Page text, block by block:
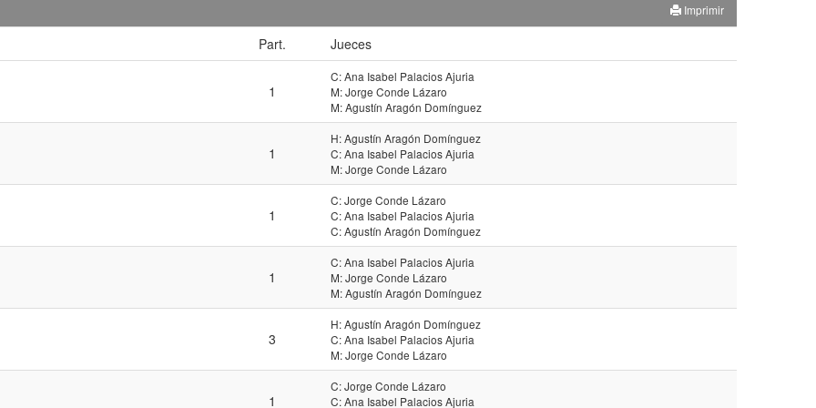
Imprimir
Part. Jueces
1
C: Ana Isabel Palacios Ajuria
M: Jorge Conde Lázaro
M: Agustín Aragón Domínguez
1
H: Agustín Aragón Domínguez
C: Ana Isabel Palacios Ajuria
M: Jorge Conde Lázaro
1
C: Jorge Conde Lázaro
C: Ana Isabel Palacios Ajuria
C: Agustín Aragón Domínguez
1
C: Ana Isabel Palacios Ajuria
M: Jorge Conde Lázaro
M: Agustín Aragón Domínguez
3
H: Agustín Aragón Domínguez
C: Ana Isabel Palacios Ajuria
M: Jorge Conde Lázaro
1
C: Jorge Conde Lázaro
C: Ana Isabel Palacios Ajuria